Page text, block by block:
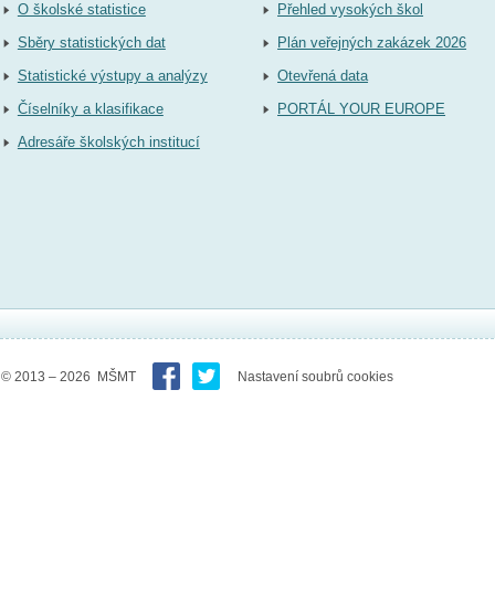
O školské statistice
Sběry statistických dat
Statistické výstupy a analýzy
Číselníky a klasifikace
Adresáře školských institucí
Přehled vysokých škol
Plán veřejných zakázek 2026
Otevřená data
PORTÁL YOUR EUROPE
© 2013 – 2026 MŠMT Nastavení soubrů cookies